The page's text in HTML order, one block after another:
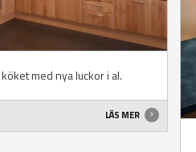
med nya luckor i al.
LÄS MER